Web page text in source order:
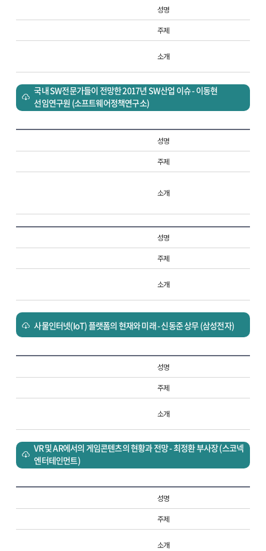
성명
주제
소개
국내 SW전문가들이 전망한 2017년 SW산업 이슈 - 이동현
선임연구원 (소프트웨어정책연구소)
성명
주제
소개
성명
주제
소개
사물인터넷(IoT) 플랫폼의 현재와 미래 - 신동준 상무 (삼성전자)
성명
주제
소개
VR 및 AR에서의 게임콘텐츠의 현황과 전망 - 최정환 부사장 (스코넥
엔터테인먼트)
성명
주제
소개